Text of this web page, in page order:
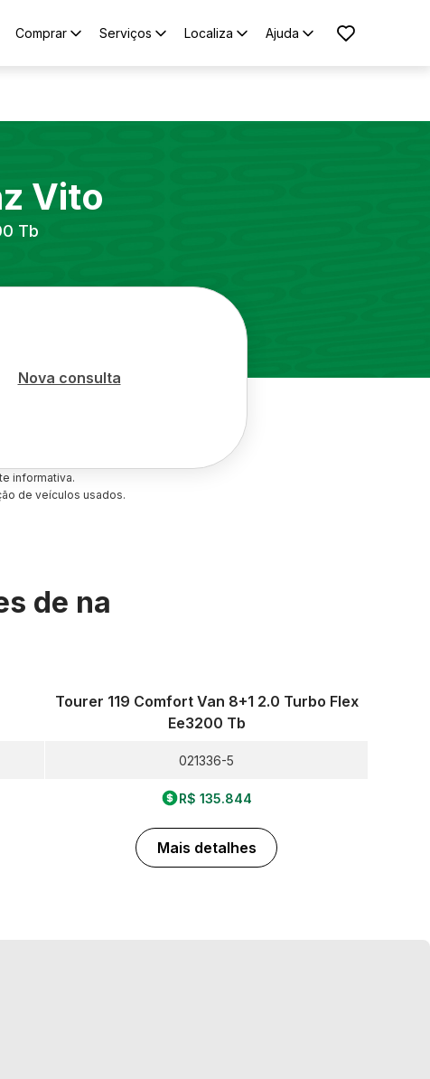
Comprar Serviços Localiza Ajuda
Vito
Tb
Nova consulta
informativa.
de veículos usados.
de na
Tourer 119 Comfort Van 8+1 2.0 Turbo Flex
Ee3200 Tb
021336-5
R$ 135.844
Mais detalhes